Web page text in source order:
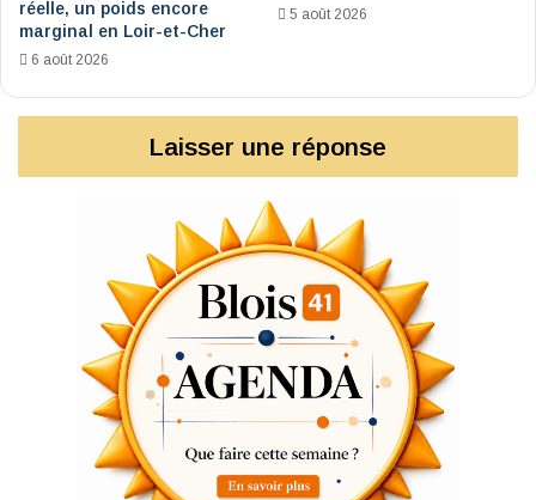
réelle, un poids encore
marginal en Loir-et-Cher
6 août 2026
5 août 2026
Laisser une réponse